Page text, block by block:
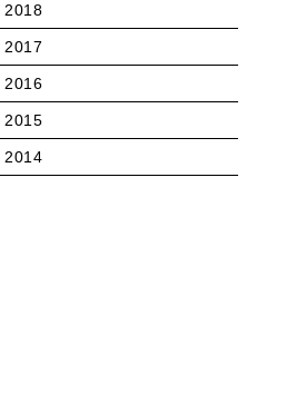
2018
2017
2016
2015
2014